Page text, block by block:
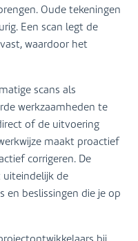
Oude tekeningen
Een scan legt de
waardoor het
scans als
werkzaamheden te
of de uitvoering
maakt proactief
corrigeren. De
uiteindelijk de
en beslissingen die je op